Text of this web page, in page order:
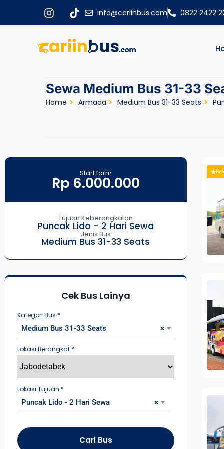
info@cariinbus.com 0822 2422
Sewa Medium Bus 31-33
Home Armada Medium Bus 31-33 Seats
Start form
Rp 6.000.000
Tujuan Keberangkatan
Puncak Lido - 2 Hari Sewa
Jenis Bus
Medium Bus 31-33 Seats
Cek Bus Lainya
Kategori Bus *
×
Medium Bus 31-33 Seats
Lokasi Berangkat *
Lokasi Tujuan *
×
Puncak Lido - 2 Hari Sewa
Cari Bus